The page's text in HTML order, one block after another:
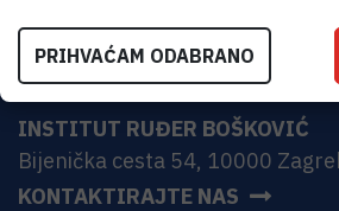
INSTITUT RUĐER BOŠKOVIĆ
Bijenička cesta 54, 10000
KONTAKTIRAJTE NAS
PRIHVAĆAM ODABRANO